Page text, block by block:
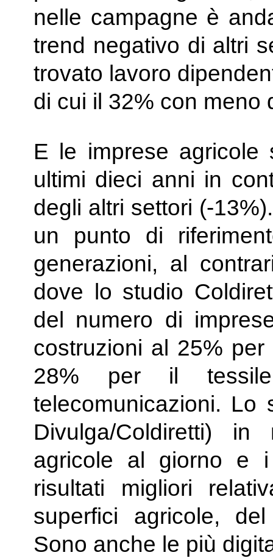
nelle campagne è
trend negativo di altri
trovato lavoro
di cui il 32% con meno
E le imprese agricole
ultimi dieci anni in
degli altri settori (-
un punto di
generazioni, al
dove lo studio
del numero di
costruzioni al 25%
28% per il
telecomunicazioni. Lo
Divulga/Coldiretti)
agricole al giorno e
risultati migliori
superfici agricole,
Sono anche le più